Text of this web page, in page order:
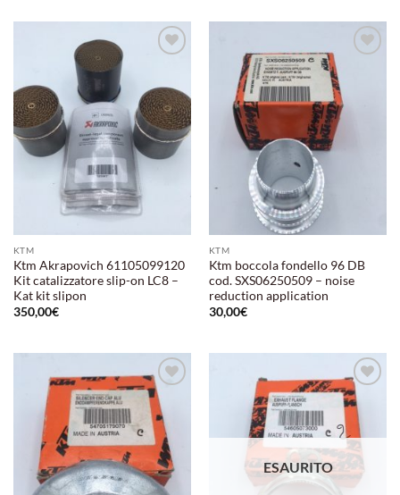
dei
desideri
KTM
Ktm Akrapovich 61105099120
Kit catalizzatore slip-on LC8 –
Kat kit slipon
350,00€
Aggiungi
alla lista
desideri
KTM
Ktm boccola fondello 96 DB
cod. SXS06250509 – noise
reduction application
30,00€
Aggiungi
alla lista
dei
desideri
Aggiungi
alla lista
dei
desideri
ESAURITO